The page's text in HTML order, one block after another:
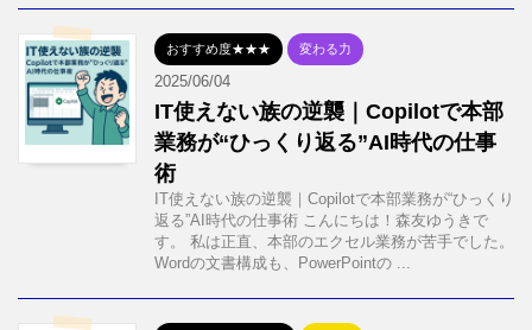
おすすめ度★★★ 変わる力
2025/06/04
IT使えない族の逆襲｜Copilotで本部
業務が“ひっくり返る”AI時代の仕事
術
IT使えない族の逆襲｜Copilotで本部業務が“ひっくり
返る”AI時代の仕事術 こんにちは！森友ゆうきで
す。 私は正直、本部のエクセル業務が苦手でした。
Wordの文書構成も、PowerPointの ...